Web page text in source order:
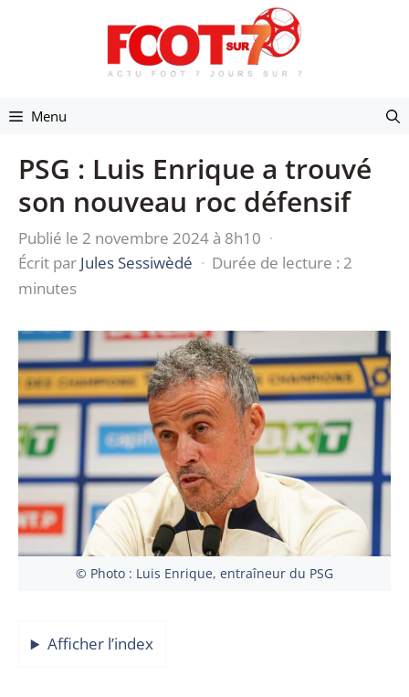
Menu
PSG : Luis Enrique a trouvé
son nouveau roc défensif
Publié le 2 novembre 2024 à 8h10 ·
Écrit par Jules Sessiwèdé · Durée de lecture : 2
minutes
© Photo : Luis Enrique, entraîneur du PSG
Afficher l’index